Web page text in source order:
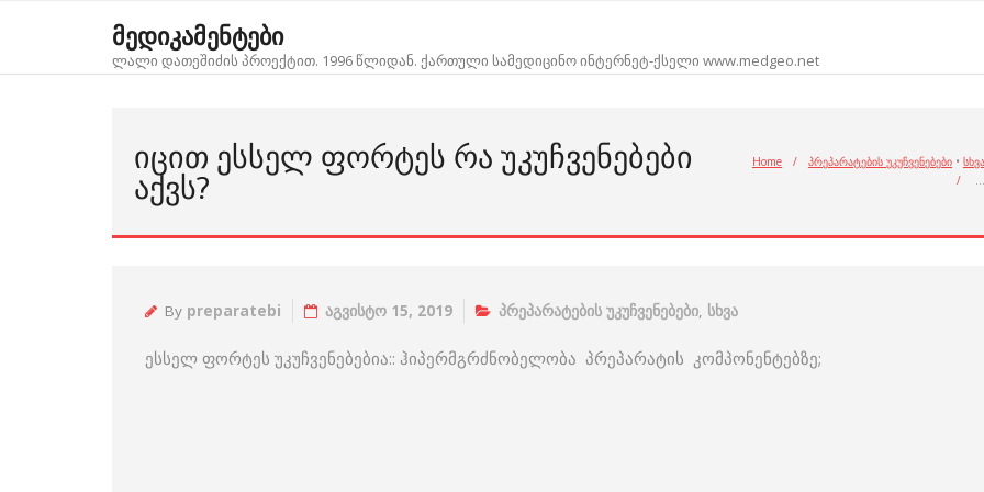
მედიკამენტები
ლალი დათეშიძის პროექტით. 1996 წლიდან. ქართული სამედიცინო ინტერნეტ-ქსელი www.medgeo.net
ᲘᲪᲘᲗ ᲔᲡᲡᲔᲚ ᲤᲝᲠᲢᲔᲡ ᲠᲐ ᲣᲙᲣᲩᲕᲔᲜᲔᲑᲔᲑᲘ
ᲐᲥᲕᲡ?
Home / პრეპარატების უკუჩვენებები • სხვა
/
…
By preparatebi აგვისტო 15, 2019 პრეპარატების უკუჩვენებები, სხვა
ესსელ ფორტეს უკუჩვენებებია:: ჰიპერმგრძნობელობა პრეპარატის კომპონენტებზე;